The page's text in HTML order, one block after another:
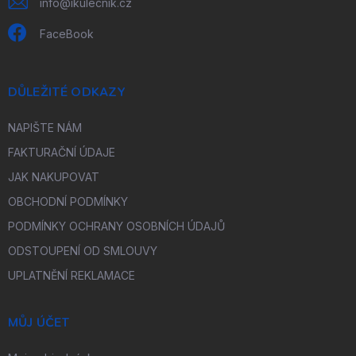
info@ikulecnik.cz
FaceBook
DŮLEŽITÉ ODKAZY
NAPIŠTE NÁM
FAKTURAČNÍ ÚDAJE
JAK NAKUPOVAT
OBCHODNÍ PODMÍNKY
PODMÍNKY OCHRANY OSOBNÍCH ÚDAJŮ
ODSTOUPENÍ OD SMLOUVY
UPLATNĚNÍ REKLAMACE
MŮJ ÚČET